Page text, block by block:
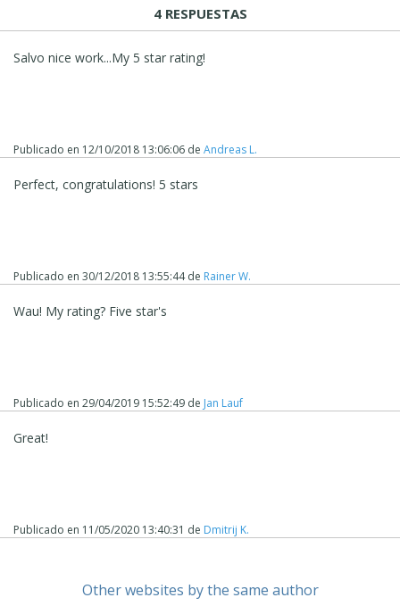
4 RESPUESTAS
Salvo nice work...My 5 star rating!
Publicado en 12/10/2018 13:06:06 de Andreas L.
Perfect, congratulations! 5 stars
Publicado en 30/12/2018 13:55:44de Rainer W.
Wau! My rating? Five star's
Publicado en 29/04/2019 15:52:49 de Jan Lauf
Great!
Publicado en 11/05/2020 13:40:31 de Dmitrij K.
Other websites by the same author